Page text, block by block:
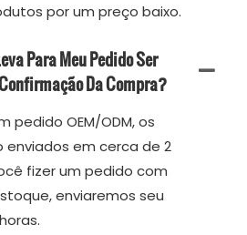
por um preço baixo.
Para Meu Pedido Ser
Da Compra?
pedido OEM/ODM, os
enviados em cerca de 2
fizer um pedido com
enviaremos seu